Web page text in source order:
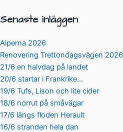
Senaste inläggen
Alperna 2026
Renovering Trettondagsvägen 2026
21/6 en halvdag på landet
20/6 startar i Frankrike…
19/6 Tufs, Lison och lite cider
18/6 norrut på småvägar
17/6 längs floden Herault
16/6 stranden hela dan